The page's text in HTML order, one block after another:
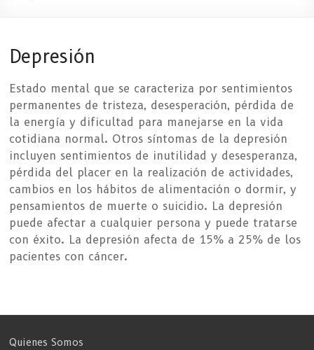
Depresión
Estado mental que se caracteriza por sentimientos
permanentes de tristeza, desesperación, pérdida de
la energía y dificultad para manejarse en la vida
cotidiana normal. Otros síntomas de la depresión
incluyen sentimientos de inutilidad y desesperanza,
pérdida del placer en la realización de actividades,
cambios en los hábitos de alimentación o dormir, y
pensamientos de muerte o suicidio. La depresión
puede afectar a cualquier persona y puede tratarse
con éxito. La depresión afecta de 15% a 25% de los
pacientes con cáncer.
Quienes Somos